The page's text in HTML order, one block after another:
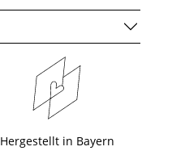
Hergestellt in Bayern